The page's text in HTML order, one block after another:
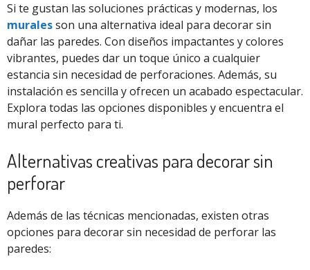
Si te gustan las soluciones prácticas y modernas, los
muralesson una alternativa ideal para decorar sin
dañar las paredes. Con diseños impactantes y colores
vibrantes, puedes dar un toque único a cualquier
estancia sin necesidad de perforaciones. Además, su
instalación es sencilla y ofrecen un acabado espectacular.
Explora todas las opciones disponibles y encuentra el
mural perfecto para ti.
Alternativas creativas para decorar sin
perforar
Además de las técnicas mencionadas, existen otras
opciones para decorar sin necesidad de perforar las
paredes: